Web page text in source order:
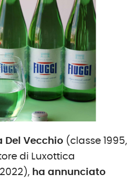
Del Vecchio (classe 1995,
di Luxottica
ha annunciato